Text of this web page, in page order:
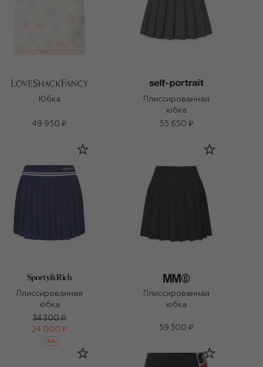
Юбка
49 950 ₽
Плиссированная
юбка
55 650 ₽
Плиссированная
юбка
34 300 ₽
24 000 ₽
-30%
Плиссированная
юбка
59 300 ₽